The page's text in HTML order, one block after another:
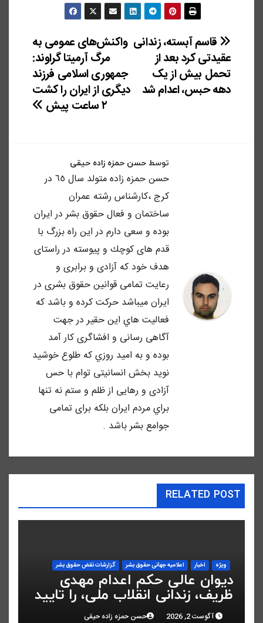
راهبری
نوشته
واکنش‌های عمومی به
مرگ آرمیتا گراوند:
جمهوری اسلامی فرزند
دیگری از ایران را کشت
۲ ساعت پیش
قاسم آبسته، زندانی
عقیدتی کرد بعد از
تحمل بیش از یک
دهه حبس، اعدام شد
توسط حسن حمزه زاده حیقی
حسن حمزه زاده متولد سال ٦٥ در
كرج ،كارشناس رشته عمران
ساختمان و فعال حقوق بشر در ايران
بوده و سعى دارم در اين راه بزرگ با
قدم هاى كوچك و پيوسته در راستاى
هدف خود كه آزادى و برابرى و
رعايت تمامى قوانين حقوق بشرى در
ايران ميباشد حركت كرده و باشد كه
فعاليت هاي اين حقير در جهت
آگاهى رسانى و افشاگرى كار آمد
بوده و به اميد روزي كه طلوع خوشيد
نويد بخش انسانيتى توام با حس
آزادى و رهايى از ظلم و ستم نه تنها
براي مردم ايران بلكه براى تمامى
جوامع بشر باشد .
RELATED POST
ویژه اخبار اعلاميه جهانی حقوق بشر گزارشات نقض حقوق بشر
دیوان عالی حکم اعدام مهدی
ظریف، زندانی انقلاب ملی، را تایید
کردآگوست 2, 2026 حسن حمزه زاده حیقی